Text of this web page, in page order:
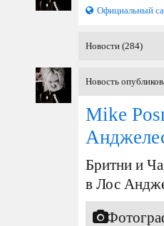
Официальный
Новости (284)
Новость
Mike
Бритни и
в Лос